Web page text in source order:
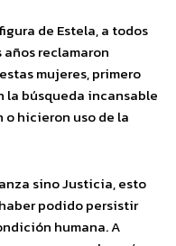
de Estela, a todos
reclamaron
mujeres, primero
la búsqueda incansable
o hicieron uso de la
sino Justicia, esto
podido persistir
humana. A